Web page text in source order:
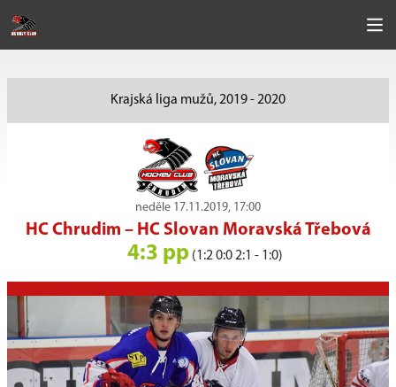
Krajská liga mužů, 2019 - 2020
neděle 17.11.2019, 17:00
HC Chrudim – HC Slovan Moravská Třebová
4:3 pp (1:2 0:0 2:1 - 1:0)